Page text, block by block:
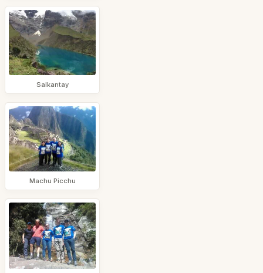
Salkantay
Machu Picchu